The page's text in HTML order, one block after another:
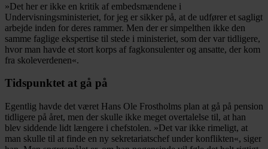
»Det her er ikke en kritik af embedsmændene i
Undervisningsministeriet, for jeg er sikker på, at de udfører et sagligt
arbejde inden for deres rammer. Men der er simpelthen ikke den
samme faglige ekspertise til stede i ministeriet, som der var tidligere,
hvor man havde et stort korps af fagkonsulenter og ansatte, der kom
fra skoleverdenen«.
Tidspunktet at gå på
Egentlig havde det været Hans Ole Frostholms plan at gå på pension
tidligere på året, men der skulle ikke meget overtalelse til, at han
blev siddende lidt længere i chefstolen. »Det var ikke rimeligt, at
man skulle til at finde en ny sekretariatschef under konflikten«, siger